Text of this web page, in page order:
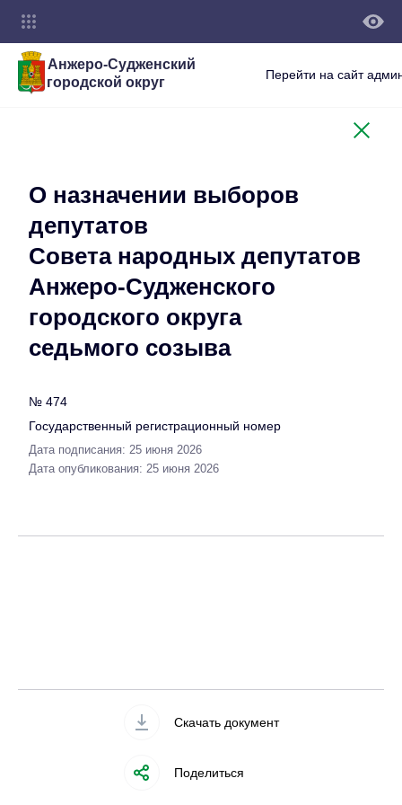
Анжеро-Судженский
городской округ
Перейти на сайт
О назначении выборов
депутатов
Совета народных депутатов
Анжеро-Судженского
городского округа
седьмого созыва
№ 474
Государственный регистрационный номер
Дата подписания: 25 июня 2026
Дата опубликования: 25 июня 2026
Скачать документ
Поделиться